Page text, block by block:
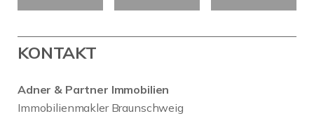
KONTAKT
Adner & Partner Immobilien
Immobilienmakler Braunschweig